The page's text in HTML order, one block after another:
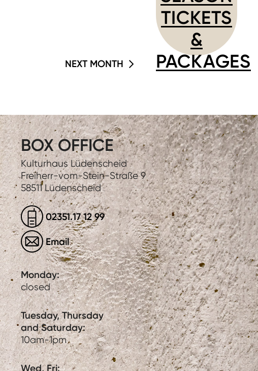
TICKETS
&
PACKAGES
NEXT MONTH
BOX OFFICE
Kulturhaus Lüdenscheid
Freiherr-vom-Stein-Straße 9
58511 Lüdenscheid
02351.17 12 99
Email
Monday:
closed
Tuesday, Thursday
and Saturday:
10am-1pm
Wed, Fri: